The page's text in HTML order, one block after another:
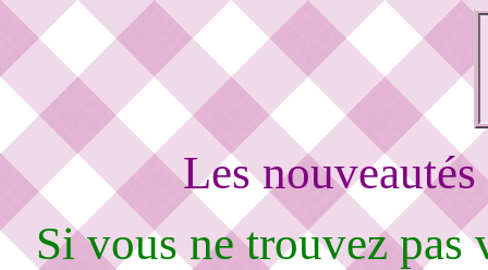
Les
Si vous ne trouvez pas